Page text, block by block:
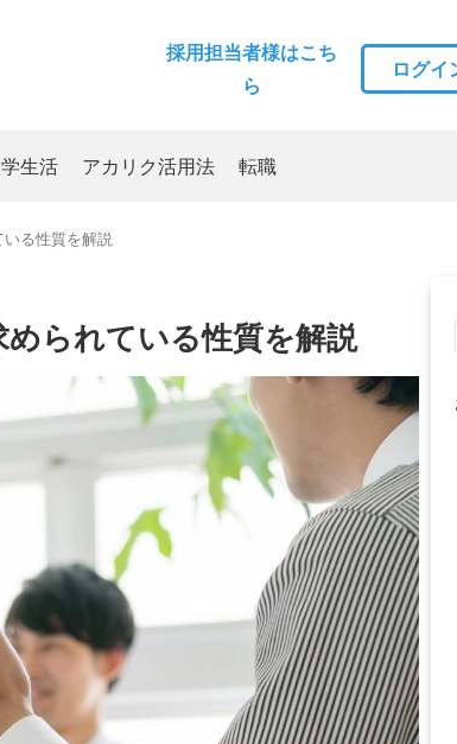
採用担当者様はこち
ら
ログイ
生活 アカリク活用法 転職
る性質を解説
られている性質を解説